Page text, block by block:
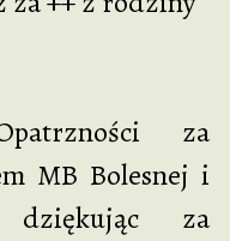
za
MB Bolesnej i
za